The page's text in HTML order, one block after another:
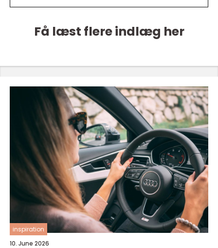
Få læst flere indlæg her
inspiration
10. June 2026